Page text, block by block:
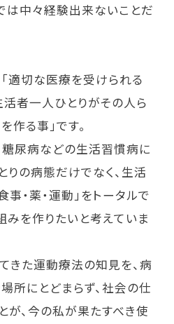
は中々経験出来ないことだ
適切な医療を受けられる
活者一人ひとりがその人ら
作る事」です。
糖尿病などの生活習慣病に
りの病態だけでなく、生活
・薬・運動」をトータルで
みを作りたいと考えていま
きた運動療法の知見を、病
所にとどまらず、社会の仕
が、今の私が果たすべき使